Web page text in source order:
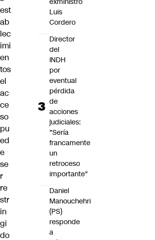
est
ab
lec
imi
en
tos
el
ac
ce
so
pu
ed
e
se
r
re
str
in
gi
do
Luis
Cordero
Director
del
INDH
por
eventual
pérdida
de
acciones
judiciales:
"Sería
francamente
un
retroceso
importante"
Daniel
Manouchehri
(PS)
responde
a